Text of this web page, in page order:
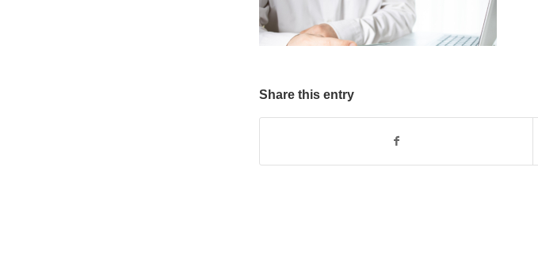
Share this entry